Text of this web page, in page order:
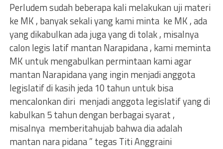
Perludem sudah beberapa kali melakukan uji materi
ke MK , banyak sekali yang kami minta ke MK , ada
yang dikabulkan ada juga yang di tolak , misalnya
calon legis latif mantan Narapidana , kami meminta
MK untuk mengabulkan permintaan kami agar
mantan Narapidana yang ingin menjadi anggota
legislatif di kasih jeda 10 tahun untuk bisa
mencalonkan diri menjadi anggota legislatif yang di
kabulkan 5 tahun dengan berbagai syarat ,
misalnya memberitahujab bahwa dia adalah
mantan nara pidana ” tegas Titi Anggraini